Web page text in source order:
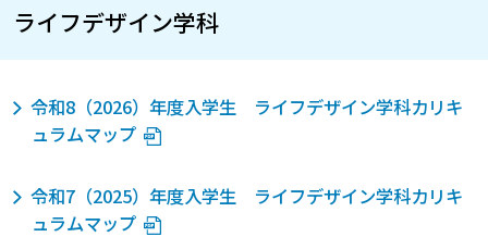
ライフデザイン学科
令和8（2026）年度入学生 ライフデザイン学科カリキ
ュラムマップ
令和7（2025）年度入学生 ライフデザイン学科カリキ
ュラムマップ